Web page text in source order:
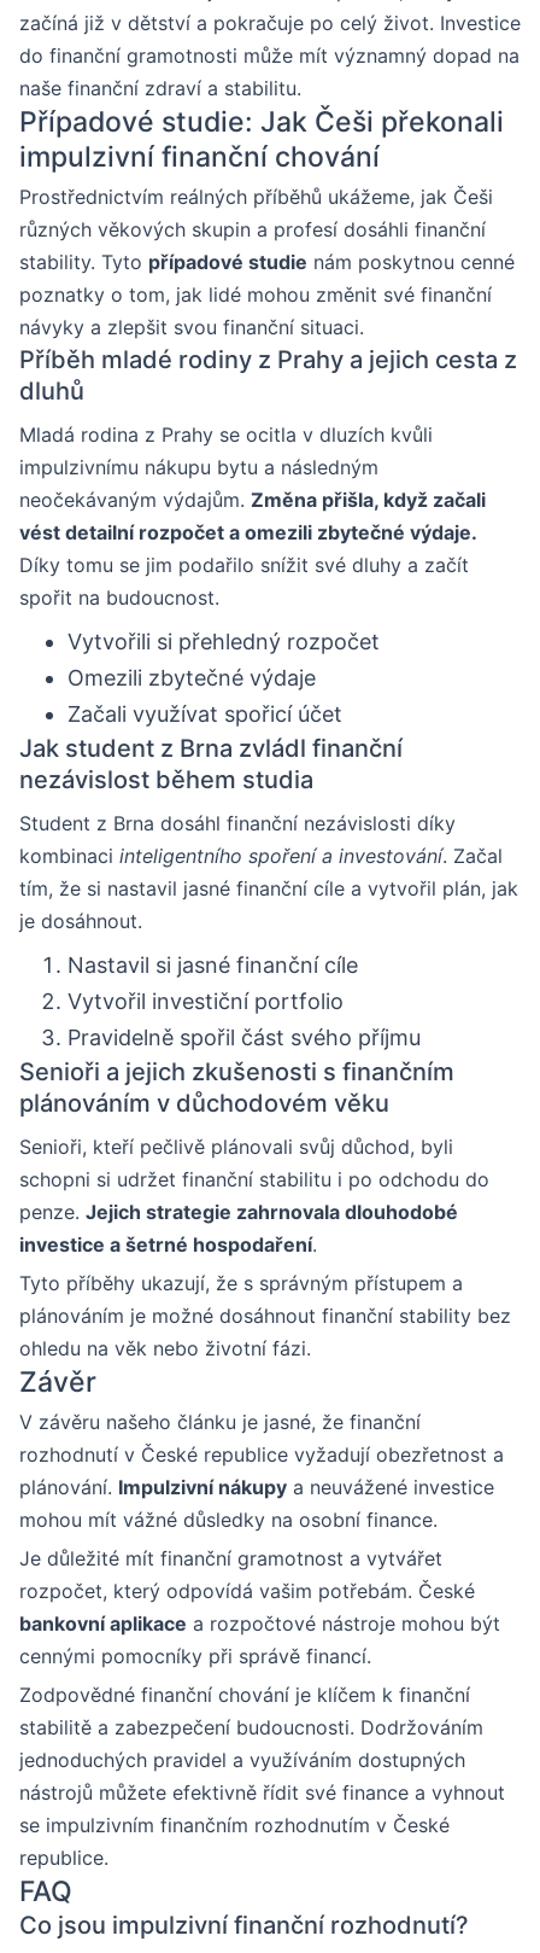
začíná již v dětství a pokračuje po celý život. Investice
do finanční gramotnosti může mít významný dopad na
naše finanční zdraví a stabilitu.
Případové studie: Jak Češi překonali
impulzivní finanční chování
Prostřednictvím reálných příběhů ukážeme, jak Češi
různých věkových skupin a profesí dosáhli finanční
stability. Tyto případové studie nám poskytnou cenné
poznatky o tom, jak lidé mohou změnit své finanční
návyky a zlepšit svou finanční situaci.
Příběh mladé rodiny z Prahy a jejich cesta z
dluhů
Mladá rodina z Prahy se ocitla v dluzích kvůli
impulzivnímu nákupu bytu a následným
neočekávaným výdajům. Změna přišla, když začali
vést detailní rozpočet a omezili zbytečné výdaje.
Díky tomu se jim podařilo snížit své dluhy a začít
spořit na budoucnost.
Vytvořili si přehledný rozpočet
Omezili zbytečné výdaje
Začali využívat spořicí účet
Jak student z Brna zvládl finanční
nezávislost během studia
Student z Brna dosáhl finanční nezávislosti díky
kombinaci inteligentního spoření a investování. Začal
tím, že si nastavil jasné finanční cíle a vytvořil plán, jak
je dosáhnout.
Nastavil si jasné finanční cíle
Vytvořil investiční portfolio
Pravidelně spořil část svého příjmu
Senioři a jejich zkušenosti s finančním
plánováním v důchodovém věku
Senioři, kteří pečlivě plánovali svůj důchod, byli
schopni si udržet finanční stabilitu i po odchodu do
penze. Jejich strategie zahrnovala dlouhodobé
investice a šetrné hospodaření.
Tyto příběhy ukazují, že s správným přístupem a
plánováním je možné dosáhnout finanční stability bez
ohledu na věk nebo životní fázi.
Závěr
V závěru našeho článku je jasné, že finanční
rozhodnutí v České republice vyžadují obezřetnost a
plánování. Impulzivní nákupy a neuvážené investice
mohou mít vážné důsledky na osobní finance.
Je důležité mít finanční gramotnost a vytvářet
rozpočet, který odpovídá vašim potřebám. České
bankovní aplikace a rozpočtové nástroje mohou být
cennými pomocníky při správě financí.
Zodpovědné finanční chování je klíčem k finanční
stabilitě a zabezpečení budoucnosti. Dodržováním
jednoduchých pravidel a využíváním dostupných
nástrojů můžete efektivně řídit své finance a vyhnout
se impulzivním finančním rozhodnutím v České
republice.
FAQ
Co jsou impulzivní finanční rozhodnutí?